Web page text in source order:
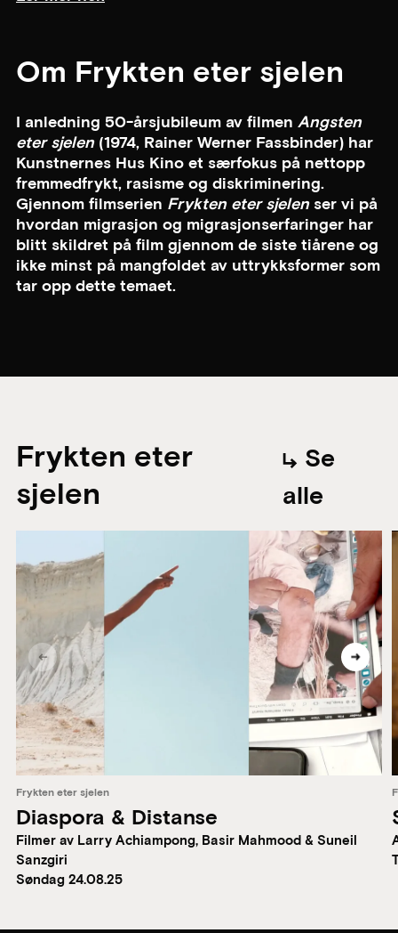
Om Frykten eter sjelen
I anledning 50-årsjubileum av filmen Angsten
eter sjelen(1974, Rainer Werner Fassbinder) har
Kunstnernes Hus Kino et særfokus på nettopp
fremmedfrykt, rasisme og diskriminering.
Gjennom filmserien Frykten eter sjelenser vi på
hvordan migrasjon og migrasjonserfaringer har
blitt skildret på film gjennom de siste tiårene og
ikke minst på mangfoldet av uttrykksformer som
tar opp dette temaet.
Frykten eter
sjelen
Se
alle
Frykten eter sjelen
Diaspora & Distanse
Filmer av Larry Achiampong, Basir Mahmood & Suneil
Sanzgiri
Søndag 24.08.25